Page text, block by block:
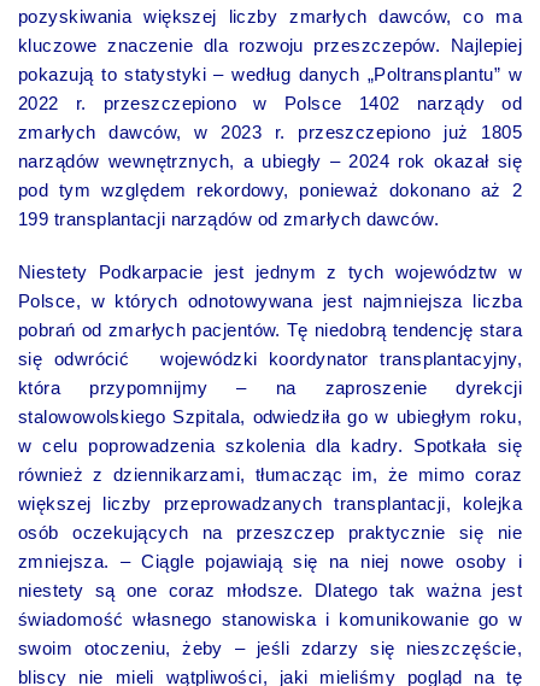
pozyskiwania większej liczby zmarłych dawców, co ma
kluczowe znaczenie dla rozwoju przeszczepów. Najlepiej
pokazują to statystyki – według danych „Poltransplantu” w
2022 r. przeszczepiono w Polsce 1402 narządy od
zmarłych dawców, w 2023 r. przeszczepiono już 1805
narządów wewnętrznych, a ubiegły – 2024 rok okazał się
pod tym względem rekordowy, ponieważ dokonano aż 2
199 transplantacji narządów od zmarłych dawców.
Niestety Podkarpacie jest jednym z tych województw w
Polsce, w których odnotowywana jest najmniejsza liczba
pobrań od zmarłych pacjentów. Tę niedobrą tendencję stara
się odwrócić wojewódzki koordynator transplantacyjny,
która przypomnijmy – na zaproszenie dyrekcji
stalowowolskiego Szpitala, odwiedziła go w ubiegłym roku,
w celu poprowadzenia szkolenia dla kadry. Spotkała się
również z dziennikarzami, tłumacząc im, że mimo coraz
większej liczby przeprowadzanych transplantacji, kolejka
osób oczekujących na przeszczep praktycznie się nie
zmniejsza. – Ciągle pojawiają się na niej nowe osoby i
niestety są one coraz młodsze. Dlatego tak ważna jest
świadomość własnego stanowiska i komunikowanie go w
swoim otoczeniu, żeby – jeśli zdarzy się nieszczęście,
bliscy nie mieli wątpliwości, jaki mieliśmy pogląd na tę